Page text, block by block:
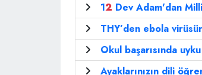
12 Dev Adam'dan
THY’den ebola
Okul başarısında
Ayaklarınızın dili